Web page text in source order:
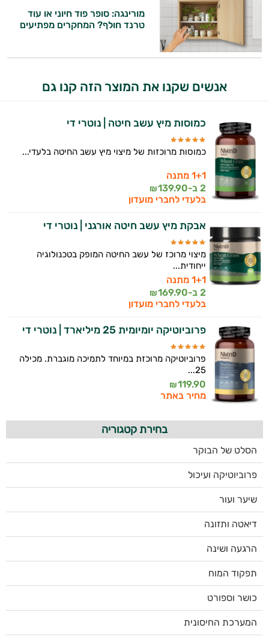
מורינגה: סופר פוד חיוני או עוד
טרנד חולף? המחקרים מפתיעים
אנשים שקנו את המוצר הזה קנו גם
כמוסות מיץ עשב חיטה | נוטרי די
כמוסות מרוכזות של מיצוי מיץ עשב החיטה בלעדי...
1+1 מתנה
2 ב-
139.90
₪
בלעדי לחברי מועדון
אבקת מיץ עשב חיטה אורגני | נוטרי די
מיצוי מרוכז של עשב החיטה המופק בטכנולוגיה
ייחודית...
1+1 מתנה
2 ב-
169.90
₪
בלעדי לחברי מועדון
פרוביוטיקה יומיומית 25 מיליארד | נוטרי די
פרוביוטיקה מרוכזת במיוחד לתמיכה מוגברת. מכילה
25...
119.90
₪
מחיר באתר
בחירת קטגוריה
הסלט של הבוקר
פרוביוטיקה ועיכול
שיער ועור
דיאטה ותזונה
הרגעה ושינה
תפקוד המוח
כושר וספורט
המערכת החיסונית